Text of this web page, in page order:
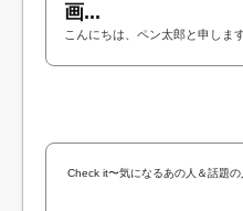
画...
こんにちは、ペン太郎と申しま
Check it〜気になるあの人＆話題の